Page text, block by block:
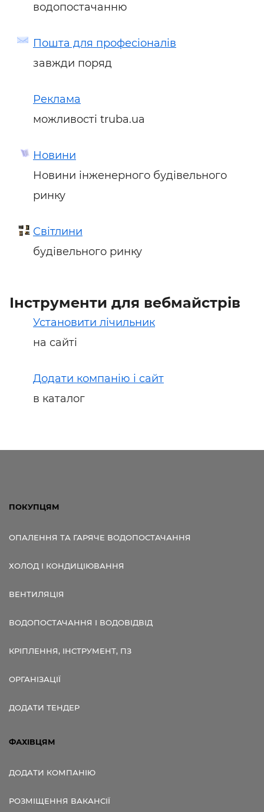
водопостачанню
Пошта для професіоналів
завжди поряд
Реклама
можливості truba.ua
Новини
Новини інженерного будівельного
ринку
Світлини
будівельного ринку
Інструменти для вебмайстрів
Установити лічильник
на сайті
Додати компанію і сайт
в каталог
ПОКУПЦЯМ
ОПАЛЕННЯ ТА ГАРЯЧЕ ВОДОПОСТАЧАННЯ
ХОЛОД І КОНДИЦІЮВАННЯ
ВЕНТИЛЯЦІЯ
ВОДОПОСТАЧАННЯ І ВОДОВІДВІД
КРІПЛЕННЯ, ІНСТРУМЕНТ, ПЗ
ОРГАНІЗАЦІЇ
ДОДАТИ ТЕНДЕР
ФАХІВЦЯМ
ДОДАТИ КОМПАНІЮ
РОЗМІЩЕННЯ ВАКАНСІЇ